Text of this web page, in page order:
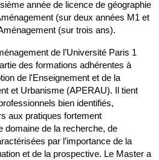
année de licence de géographie
(sur deux années M1 et
(sur trois ans).
de l’Université Paris 1
des formations adhérentes à
de l'Enseignement et de la
et Urbanisme (APERAU). Il tient
bien identifiés,
aux pratiques fortement
domaine de la recherche, de
par l’importance de la
et de la prospective. Le Master a